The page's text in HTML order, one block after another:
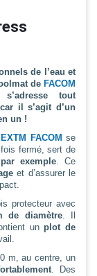
de l’eau et
de FACOM
tout
il s’agit d’un
un !
FACOM se
fermé, sert de
exemple. Ce
et d’assurer le
protecteur avec
de diamètre. Il
unplot de
m, au centre, un
. Des